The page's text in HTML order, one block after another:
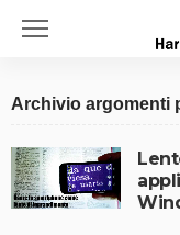
Archivio argomenti